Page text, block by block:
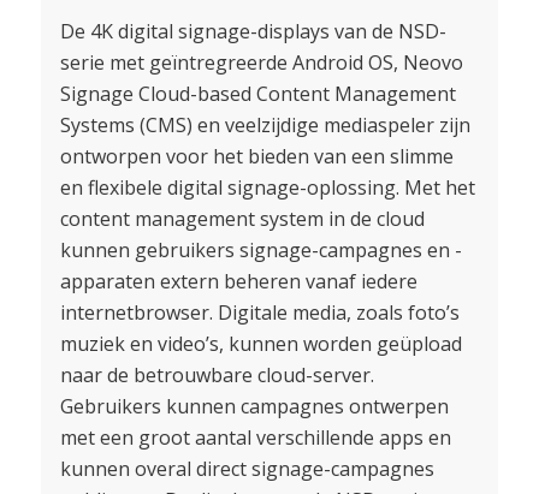
De 4K digital signage-displays van de NSD-
serie met geïntregreerde Android OS, Neovo
Signage Cloud-based Content Management
Systems (CMS) en veelzijdige mediaspeler zijn
ontworpen voor het bieden van een slimme
en flexibele digital signage-oplossing. Met het
content management system in de cloud
kunnen gebruikers signage-campagnes en -
apparaten extern beheren vanaf iedere
internetbrowser. Digitale media, zoals foto’s
muziek en video’s, kunnen worden geüpload
naar de betrouwbare cloud-server.
Gebruikers kunnen campagnes ontwerpen
met een groot aantal verschillende apps en
kunnen overal direct signage-campagnes